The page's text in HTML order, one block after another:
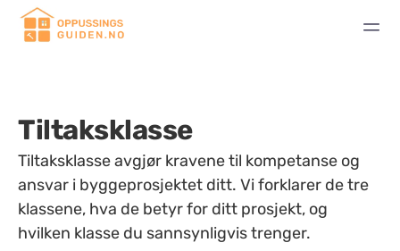
Tiltaksklasse
Tiltaksklasse avgjør kravene til kompetanse og
ansvar i byggeprosjektet ditt. Vi forklarer de tre
klassene, hva de betyr for ditt prosjekt, og
hvilken klasse du sannsynligvis trenger.